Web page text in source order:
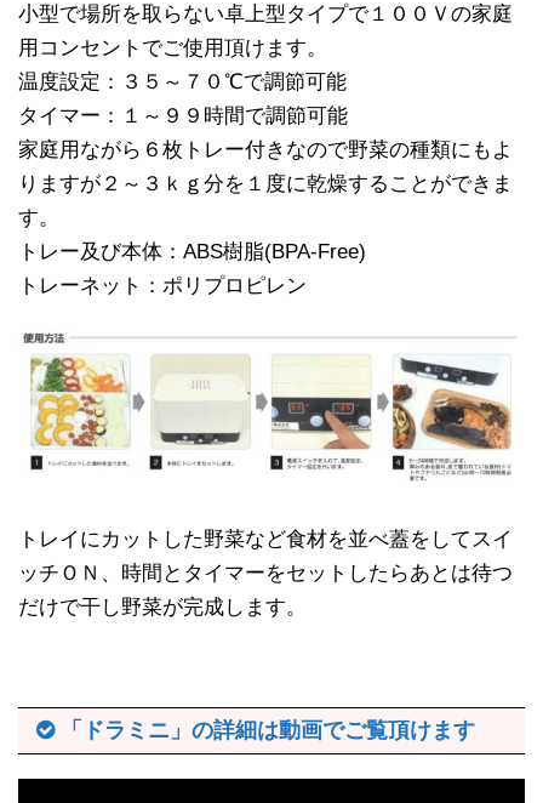
小型で場所を取らない卓上型タイプで１００Ｖの家庭
用コンセントでご使用頂けます。
温度設定：３５～７０℃で調節可能
タイマー：１～９９時間で調節可能
家庭用ながら６枚トレー付きなので野菜の種類にもよ
りますが２～３ｋｇ分を１度に乾燥することができま
す。
トレー及び本体：ABS樹脂(BPA-Free)
トレーネット：ポリプロピレン
トレイにカットした野菜など食材を並べ蓋をしてスイ
ッチＯＮ、時間とタイマーをセットしたらあとは待つ
だけで干し野菜が完成します。
「ドラミニ」の詳細は動画でご覧頂けます